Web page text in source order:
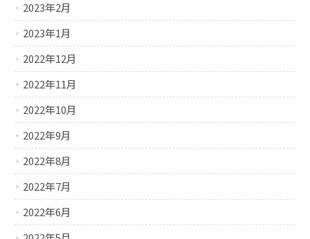
2023年2月
2023年1月
2022年12月
2022年11月
2022年10月
2022年9月
2022年8月
2022年7月
2022年6月